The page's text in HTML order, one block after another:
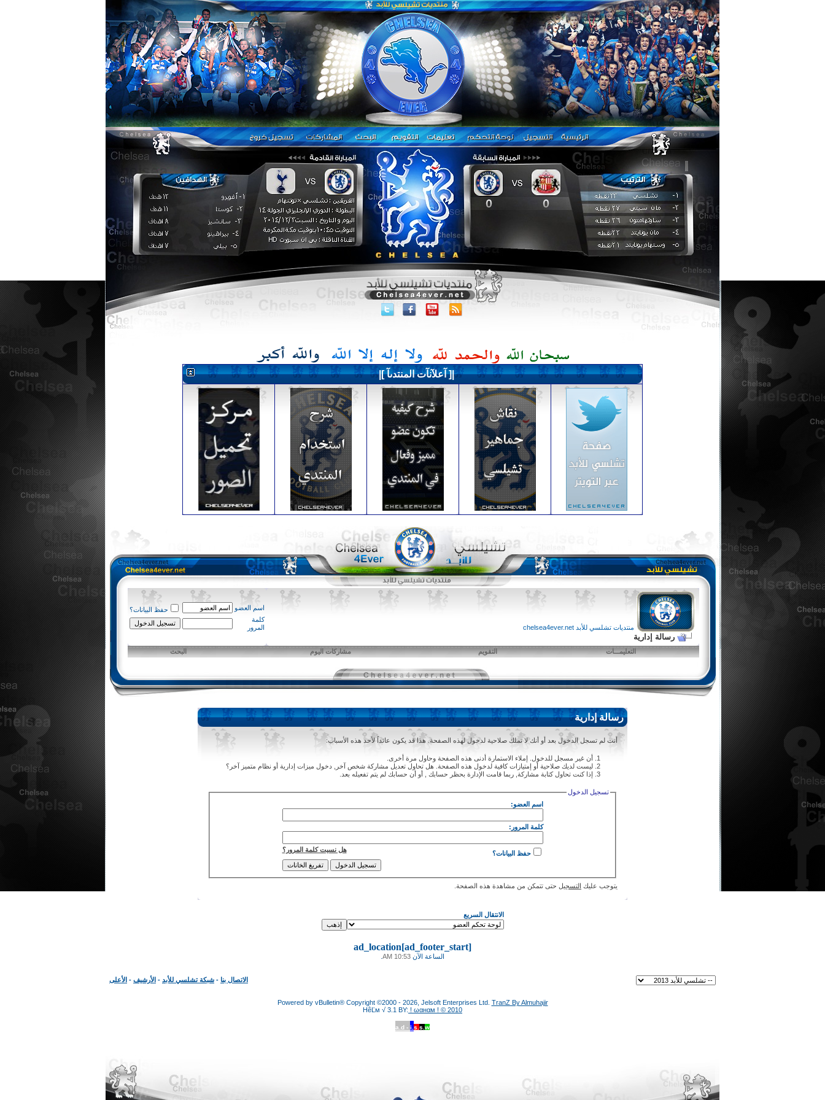
|[ آعلآنآت المنتدىآ ]|
منتديات تشلسي للأبد chelsea4ever.net
رسالة إدارية
اسم العضو
حفظ البيانات؟
كلمة
المرور
التعليمـــات التقويم مشاركات اليوم البحث
رسالة إدارية
أنت لم تسجل الدخول بعد أو أنك لا تملك صلاحية لدخول لهذه الصفحة. هذا قد يكون عائداً لأحد هذه الأسباب:
أن غير مسجل للدخول. إملاء الاستمارة أدنى هذه الصفحة وحاول مرة أخرى.
ليست لديك صلاحية أو إمتيازات كافية لدخول هذه الصفحة. هل تحاول تعديل مشاركة شخص آخر, دخول ميزات إدارية أو نظام متميز آخر؟
إذا كنت تحاول كتابة مشاركة, ربما قامت الإدارة بحظر حسابك , أو أن حسابك لم يتم تفعيله بعد.
تسجيل الدخول
اسم العضو:
كلمة المرور:
هل نسيت كلمة المرور؟ حفظ البيانات؟
يتوجب عليك التسجيل حتى تتمكن من مشاهدة هذه الصفحة.
الانتقال السريع
ad_location[ad_footer_start]
الساعة الآن 10:53 AM
الاتصال بنا - شبكة تشلسي للأبد - الأرشيف - الأعلى
Powered by vBulletin® Copyright ©2000 - 2026, Jelsoft Enterprises Ltd. TranZ By Almuhajir
HêĽм √ 3.1 BY: ! ωαнαм ! © 2010
a.d - i. s. s. w